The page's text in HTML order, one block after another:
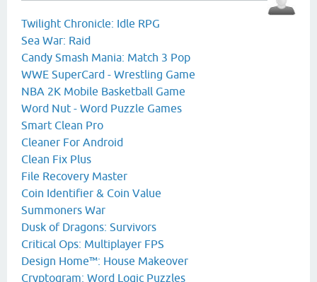
Twilight Chronicle: Idle RPG
Sea War: Raid
Candy Smash Mania: Match 3 Pop
WWE SuperCard - Wrestling Game
NBA 2K Mobile Basketball Game
Word Nut - Word Puzzle Games
Smart Clean Pro
Cleaner For Android
Clean Fix Plus
File Recovery Master
Coin Identifier & Coin Value
Summoners War
Dusk of Dragons: Survivors
Critical Ops: Multiplayer FPS
Design Home™: House Makeover
Cryptogram: Word Logic Puzzles